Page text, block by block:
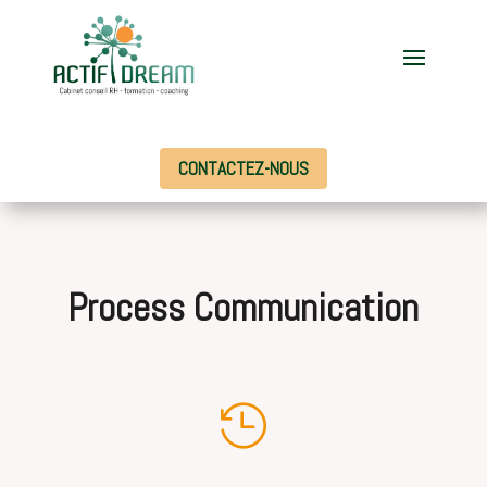
CONTACTEZ-NOUS
Process Communication
